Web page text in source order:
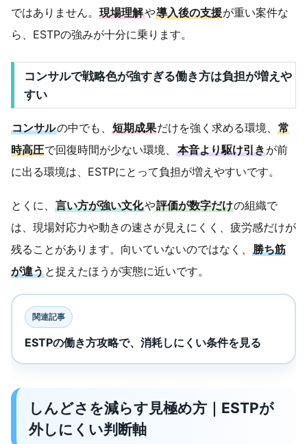
ではありません。 現場理解や導入後の支援が重い案件な
ら、ESTPの強みが十分に乗ります。
コンサルで戦略色が強すぎる働き方は負担が増えや
すい
コンサルの中でも、 短期成果だけを強く求める環境、常
時高圧で回復時間が少ない環境、本音より駆け引きが前
に出る環境は、ESTPにとって負担が増えやすいです。
とくに、 言い方が強い文化や評価が数字だけの組織で
は、現場対応力や動きの速さが見えにくく、疲労感だけが
残ることがあります。向いていないのではなく、 勝ち筋
が違うと捉えたほうが実態に近いです。
関連記事
ESTPの働き方攻略で、消耗しにくい条件を見る
しんどさを減らす見極め方｜ESTPが
外しにくい判断軸